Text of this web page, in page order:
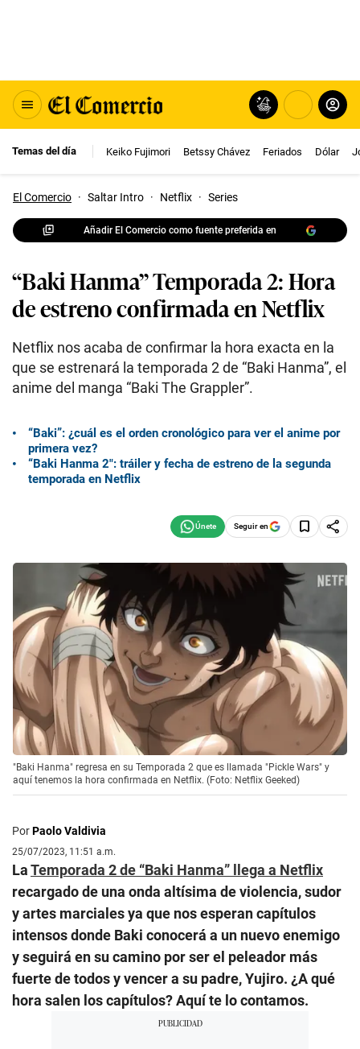
Temas del día Keiko Fujimori Betssy Chávez Feriados Dólar
El Comercio · Saltar Intro · Netflix · Series
Añadir El Comercio como fuente preferida en
“Baki Hanma” Temporada 2: Hora
de estreno confirmada en Netflix
Netflix nos acaba de confirmar la hora exacta en la
que se estrenará la temporada 2 de “Baki Hanma”, el
anime del manga “Baki The Grappler”.
“Baki”: ¿cuál es el orden cronológico para ver el anime por
primera vez?
“Baki Hanma 2″: tráiler y fecha de estreno de la segunda
temporada en Netflix
Seguir en
"Baki Hanma" regresa en su Temporada 2 que es llamada "Pickle Wars" y
aquí tenemos la hora confirmada en Netflix. (Foto: Netflix Geeked)
PorPaolo Valdivia
25/07/2023, 11:51 a.m.
LaTemporada 2 de “Baki Hanma” llega a Netflix
recargado de una onda altísima de violencia, sudor
y artes marciales ya que nos esperan capítulos
intensos donde Baki conocerá a un nuevo enemigo
y seguirá en su camino por ser el peleador más
fuerte de todos y vencer a su padre, Yujiro. ¿A qué
hora salen los capítulos? Aquí te lo contamos.